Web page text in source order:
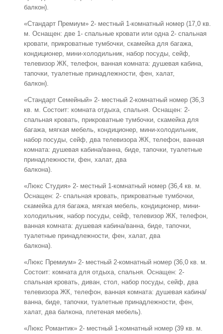
балкон).
«Стандарт Премиум» 2- местный 1-комнатный номер (17,0 кв.
м. Оснащен: две 1- спальные кровати или одна 2- спальная
кровати, прикроватные тумбочки, скамейка для багажа,
кондиционер, мини-холодильник, набор посуды, сейф,
телевизор ЖК, телефон, ванная комната: душевая кабина,
тапочки, туалетные принадлежности, фен, халат,
балкон).
«Стандарт Семейный» 2- местный 2-комнатный номер (36,3
кв. м. Состоит: комната отдыха, спальня. Оснащен: 2-
спальная кровать, прикроватные тумбочки, скамейка для
багажа, мягкая мебель, кондиционер, мини-холодильник,
набор посуды, сейф, два телевизора ЖК, телефон, ванная
комната: душевая кабина/ванна, биде, тапочки, туалетные
принадлежности, фен, халат, два
балкона).
«Люкс Студия» 2- местный 1-комнатный номер (36,4 кв. м.
Оснащен: 2- спальная кровать, прикроватные тумбочки,
скамейка для багажа, мягкая мебель, кондиционер, мини-
холодильник, набор посуды, сейф, телевизор ЖК, телефон,
ванная комната: душевая кабина/ванна, биде, тапочки,
туалетные принадлежности, фен, халат, два
балкона).
«Люкс Премиум» 2- местный 2-комнатный номер (36,0 кв. м.
Состоит: комната для отдыха, спальня. Оснащен: 2-
спальная кровать, диван, стол, набор посуды, сейф, два
телевизора ЖК, телефон, ванная комната: душевая кабина/
ванна, биде, тапочки, туалетные принадлежности, фен,
халат, два балкона, плетеная мебель).
«Люкс Романтик» 2- местный 1-комнатный номер (39 кв. м.